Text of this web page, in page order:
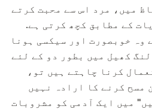
میں، مرد اس سے محبت کرتے
کے مطابق کچھ کرتی ہے.
وہ خوبصورت اور سیکسی ہونا
کھیل میں بطور دو کے لئے
کرنا چاہتے ہیں تو،
مسح کرنے کا ارادہ نہیں
میں ایک آدمی کو مشروبات